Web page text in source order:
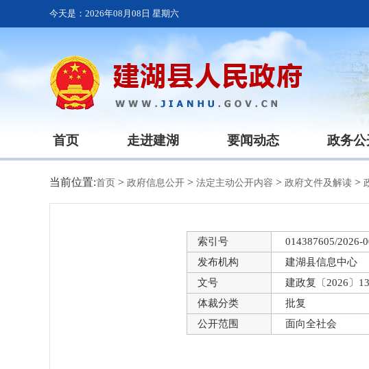
今天是： 2026年08月08日 星期六
首页 走进建湖 要闻动态 政务公
当前位置:首页 > 政府信息公开 > 法定主动公开内容 > 政府文件及解读 >
索引号 014387605/2026-
发布机构
建湖县信息中心
文号
建政复〔2026〕
体裁分类
批复
公开范围
面向全社会